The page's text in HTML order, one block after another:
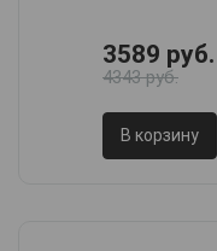
3589 руб.
4343 руб.
В корзину